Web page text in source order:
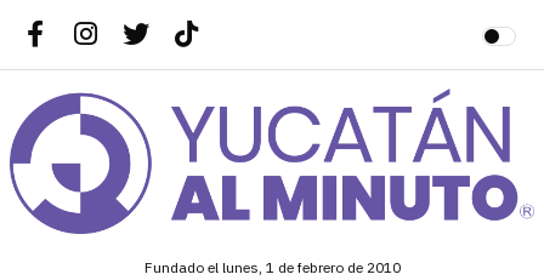
Fundado el lunes, 1 de febrero de 2010